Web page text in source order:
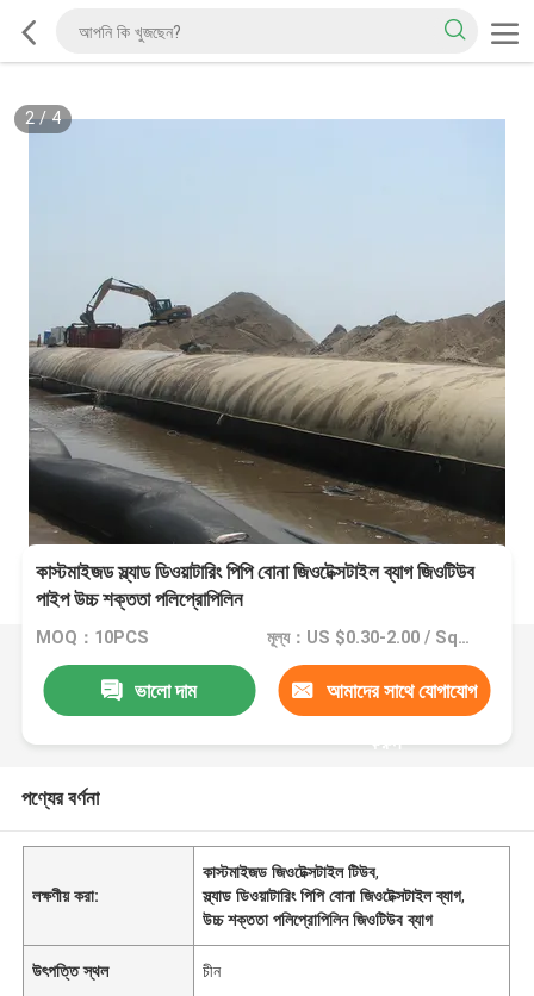
2/4
কাস্টমাইজড স্ল্যাড ডিওয়াটারিং পিপি বোনা জিওটেক্সটাইল ব্যাগ জিওটিউব
পাইপ উচ্চ শক্ততা পলিপ্রোপিলিন
MOQ：10PCS মূল্য：US $0.30-2.00 / Square Meter
ভালো দাম আমাদের সাথে যোগাযোগ
করুন
পণ্যের বর্ণনা
লক্ষণীয় করা:
কাস্টমাইজড জিওটেক্সটাইল টিউব,
স্ল্যাড ডিওয়াটারিং পিপি বোনা জিওটেক্সটাইল ব্যাগ,
উচ্চ শক্ততা পলিপ্রোপিলিন জিওটিউব ব্যাগ
উৎপত্তি স্থল চীন